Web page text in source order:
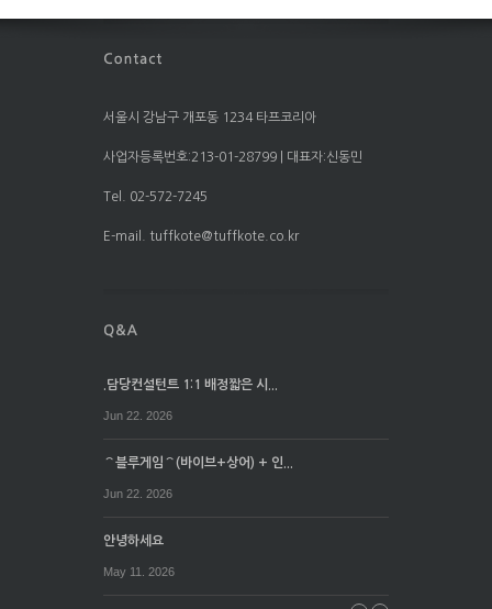
서울시 강남구 개포동 1234 타프코리아
사업자등록번호:213-01-28799 | 대표자:신동민
Tel. 02-572-7245
E-mail. tuffkote@tuffkote.co.kr
.담당컨설턴트 1:1 배정짧은 시...
Jun 22. 2026
⌒블루게임⌒(바이브+상어) + 인...
Jun 22. 2026
안녕하세요
May 11. 2026